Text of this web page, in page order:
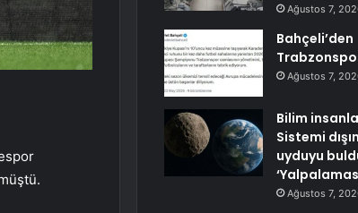
Ağustos 7,
Bahçeli’den
Ağustos 7,
Bilim
Sistemi
uyduyu
Ağustos 7,